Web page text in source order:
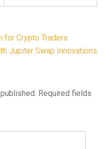
for Crypto Traders
Jupiter Swap Innovations
Required fields